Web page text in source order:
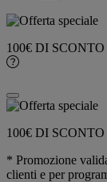
100€ DI SCONTO
100€ DI SCONTO
* Promozione
clienti e per